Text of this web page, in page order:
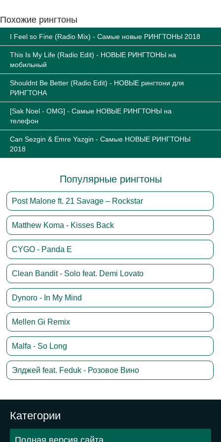
Похожие рингтоны
I Feel so Fine (Radio Mix) - Самые новые РИНГТОНЫ 2018
This Is My Life (Radio Edit) - НОВЫЕ РИНГТОНЫ на
мобильный
Shouldnt Be Better (Radio Edit) - НОВЫЕ рингтони для
РИНГТОНА
[Sak Noel - OMG] - Самые НОВЫЕ РИНГТОНЫ на
телефон
Can Sezgin & Emre Yazgin - Самые НОВЫЕ РИНГТОНЫ
2018
Популярные рингтоны
Post Malone ft. 21 Savage – Rockstar
Matthew Koma - Kisses Back
CYGO - Panda E
Clean Bandit - Solo feat. Demi Lovato
Dynoro - In My Mind
Mellen Gi Remix
Malfa - So Long
Элджей feat. Feduk - Розовое Вино
Категории